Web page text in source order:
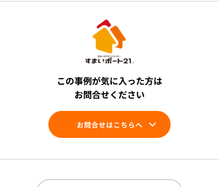
この事例が気に入った方は
お問合せください
お問合せはこちらへ